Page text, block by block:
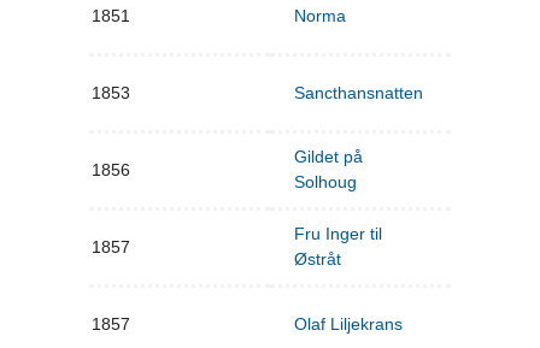
1851 Norma
1853 Sancthansnatten
1856
Gildet på
Solhoug
1857
Fru Inger til
Østråt
1857 Olaf Liljekrans